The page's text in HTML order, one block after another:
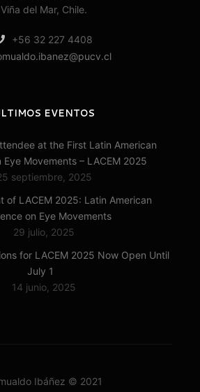
Viña del Mar, Chile.
+56 32 227 4408
EVENTOS
at the First Latin American
Eye Movements – LACEM 2025
septiembre, 2025
of LACEM 2025: Latin American
on Eye Movements
29 julio, 2025
for LACEM 2025 Now Open Until
July 1
14 junio, 2025
Ibáñez © 2021